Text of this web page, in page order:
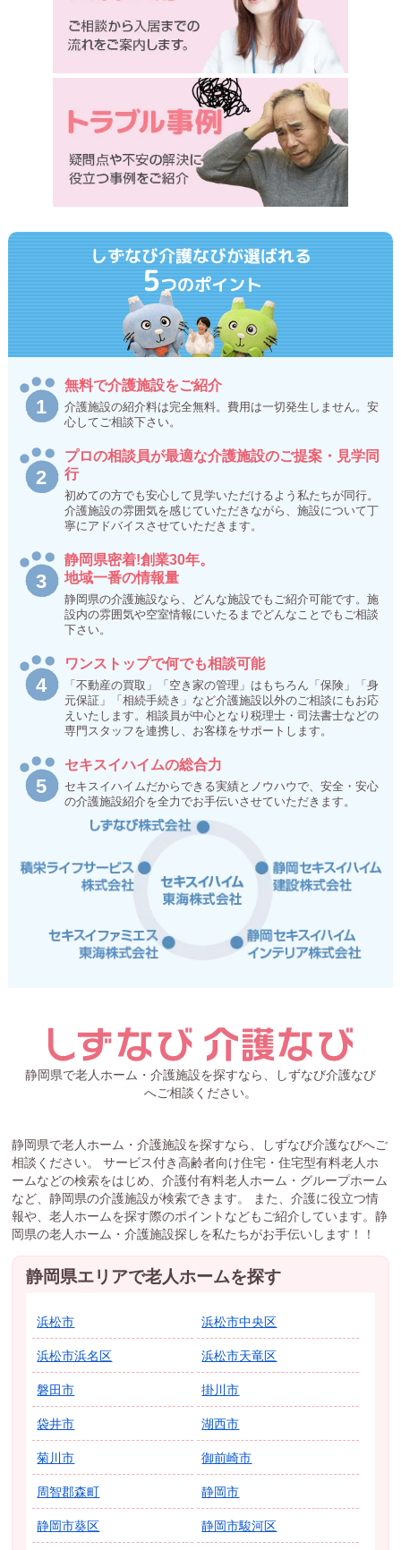
しずなび介護なびが選ばれる
5つのポイント
無料で介護施設をご紹介
介護施設の紹介料は完全無料。費用は一切発生しません。安
心してご相談下さい。
プロの相談員が最適な介護施設のご提案・見学同
行
初めての方でも安心して見学いただけるよう私たちが同行。
介護施設の雰囲気を感じていただきながら、施設について丁
寧にアドバイスさせていただきます。
静岡県密着!創業30年。
地域一番の情報量
静岡県の介護施設なら、どんな施設でもご紹介可能です。施
設内の雰囲気や空室情報にいたるまでどんなことでもご相談
下さい。
ワンストップで何でも相談可能
「不動産の買取」「空き家の管理」はもちろん「保険」「身
元保証」「相続手続き」など介護施設以外のご相談にもお応
えいたします。相談員が中心となり税理士・司法書士などの
専門スタッフを連携し、お客様をサポートします。
セキスイハイムの総合力
セキスイハイムだからできる実績とノウハウで、安全・安心
の介護施設紹介を全力でお手伝いさせていただきます。
静岡県で老人ホーム・介護施設を探すなら、しずなび介護なび
へご相談ください。
静岡県で老人ホーム・介護施設を探すなら、しずなび介護なびへご
相談ください。 サービス付き高齢者向け住宅・住宅型有料老人ホ
ームなどの検索をはじめ、介護付有料老人ホーム・グループホーム
など、静岡県の介護施設が検索できます。 また、介護に役立つ情
報や、老人ホームを探す際のポイントなどもご紹介しています。静
岡県の老人ホーム・介護施設探しを私たちがお手伝いします！！
静岡県エリアで老人ホームを探す
浜松市 浜松市中央区
浜松市浜名区 浜松市天竜区
磐田市 掛川市
袋井市 湖西市
菊川市 御前崎市
周智郡森町 静岡市
静岡市葵区 静岡市駿河区